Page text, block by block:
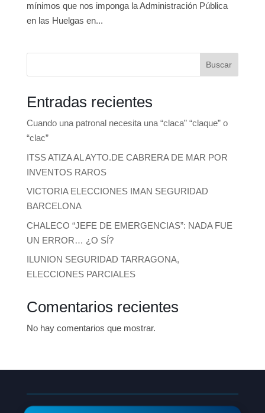
mínimos que nos imponga la Administración Pública
en las Huelgas en...
Buscar
Entradas recientes
Cuando una patronal necesita una “claca” “claque” o
“clac”
ITSS ATIZA AL AYTO.DE CABRERA DE MAR POR
INVENTOS RAROS
VICTORIA ELECCIONES IMAN SEGURIDAD
BARCELONA
CHALECO “JEFE DE EMERGENCIAS”: NADA FUE
UN ERROR… ¿O SÍ?
ILUNION SEGURIDAD TARRAGONA,
ELECCIONES PARCIALES
Comentarios recientes
No hay comentarios que mostrar.